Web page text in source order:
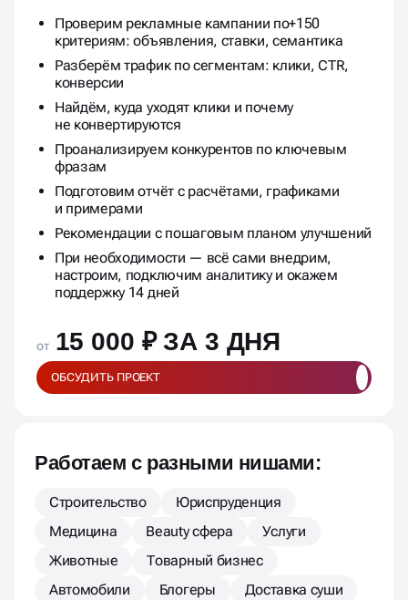
Проверим рекламные кампании по+150
критериям: объявления, ставки, семантика
Разберём трафик по сегментам: клики, CTR,
конверсии
Найдём, куда уходят клики и почему
не конвертируются
Проанализируем конкурентов по ключевым
фразам
Подготовим отчёт с расчётами, графиками
и примерами
Рекомендации с пошаговым планом улучшений
При необходимости — всё сами внедрим,
настроим, подключим аналитику и окажем
поддержку 14 дней
от 15 000 ₽ ЗА 3 ДНЯ
ОБСУДИТЬ ПРОЕКТ
Работаем с разными нишами:
Строительство
Юриспруденция
Медицина
Beauty сфера
Услуги
Животные
Товарный бизнес
Автомобили
Блогеры
Доставка суши